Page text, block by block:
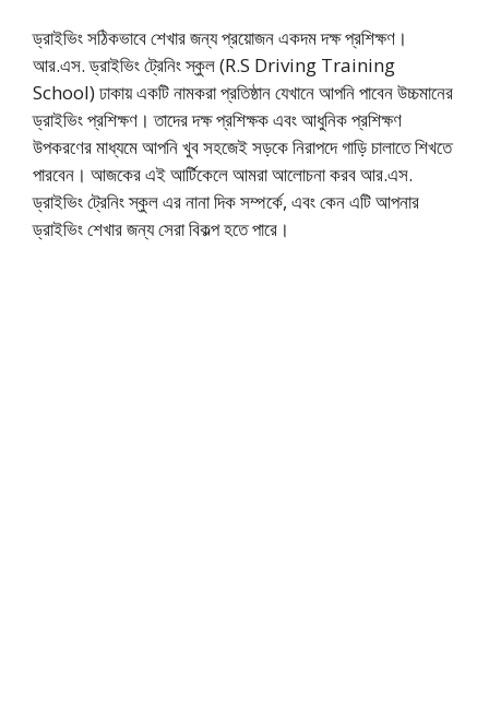
ড্রাইভিং সঠিকভাবে শেখার জন্য প্রয়োজন একদম দক্ষ প্রশিক্ষণ।
আর.এস. ড্রাইভিং ট্রেনিং স্কুল (R.S Driving Training
School) ঢাকায় একটি নামকরা প্রতিষ্ঠান যেখানে আপনি পাবেন উচ্চমানের
ড্রাইভিং প্রশিক্ষণ। তাদের দক্ষ প্রশিক্ষক এবং আধুনিক প্রশিক্ষণ
উপকরণের মাধ্যমে আপনি খুব সহজেই সড়কে নিরাপদে গাড়ি চালাতে শিখতে
পারবেন। আজকের এই আর্টিকেলে আমরা আলোচনা করব আর.এস.
ড্রাইভিং ট্রেনিং স্কুল এর নানা দিক সম্পর্কে, এবং কেন এটি আপনার
ড্রাইভিং শেখার জন্য সেরা বিকল্প হতে পারে।